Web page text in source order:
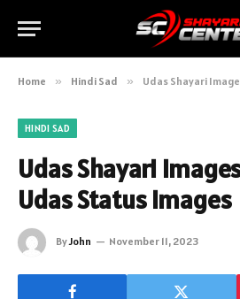
Home » Hindi Sad » Udas Shayari
HINDI SAD
Udas Shayari
Udas Status Images
ByJohn November 11, 2023